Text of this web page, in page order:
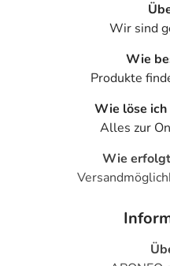
Wir sind
Wie
Produkte
Wie löse ich
Alles zur
Wie